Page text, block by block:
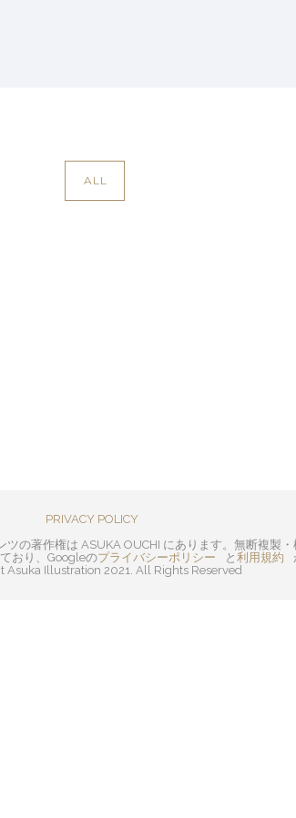
ALL
PRIVACY POLICY
の著作権は ASUKA OUCHI にあります。無断複製・
おり、Googleのプライバシーポリシー と 利用規約
Asuka Illustration 2021. All Rights Reserved